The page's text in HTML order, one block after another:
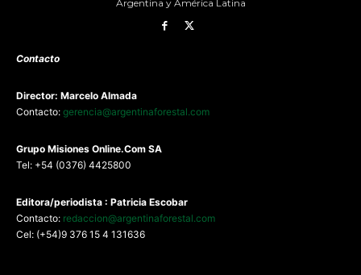
Argentina y América Latina
Contacto
Director: Marcelo Almada
Contacto: gerencia@argentinaforestal.com
Grupo Misiones Online.Com SA
Tel: +54 (0376) 4425800
Editora/periodista : Patricia Escobar
Contacto: redaccion@argentinaforestal.com
Cel: (+54)9 376 15 4 131636